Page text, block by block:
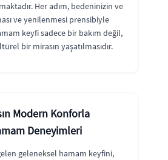
Her adım, bedeninizin ve
ve yenilenmesi prensibiyle
keyfi sadece bir bakım değil,
bir mirasın yaşatılmasıdır.
Modern Konforla
Deneyimleri
geleneksel hamam keyfini,